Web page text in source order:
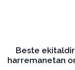
Beste
harremanetan